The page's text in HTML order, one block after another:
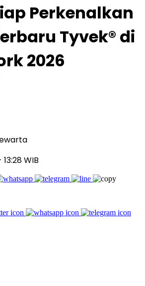
Perkenalkan
Tyvek® di
2026
13:28 WIB